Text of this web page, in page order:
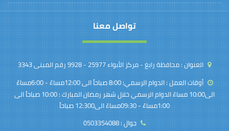
تواصل معنا
العنوان :محافظة رابغ - مركز الأبواء 25977 - 9928 رقم المبنى 3343
أوقات العمل :
الدوام الرسمي: 8:00 صباحاً الى 12:00مساءً - 6:00مساءً
الى10:00 مساءً الدوام الرسمي خلال شهر رمضان المبارك : 10:00 صباحاً الى
1:00مساءً - 09:30مساءً الى12:300 صباحاً
جوال :0503354088